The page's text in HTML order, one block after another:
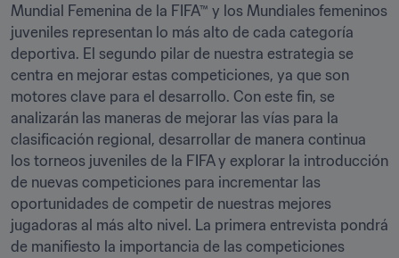
Mundial Femenina de la FIFA™ y los Mundiales femeninos
juveniles representan lo más alto de cada categoría
deportiva. El segundo pilar de nuestra estrategia se
centra en mejorar estas competiciones, ya que son
motores clave para el desarrollo. Con este fin, se
analizarán las maneras de mejorar las vías para la
clasificación regional, desarrollar de manera continua
los torneos juveniles de la FIFA y explorar la introducción
de nuevas competiciones para incrementar las
oportunidades de competir de nuestras mejores
jugadoras al más alto nivel. La primera entrevista pondrá
de manifiesto la importancia de las competiciones